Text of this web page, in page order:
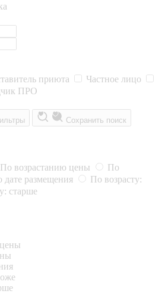
приюта
Частное лицо
ПРО
Сохранить поиск
По возрастанию цены
По
дате размещения
По возрасту:
старше